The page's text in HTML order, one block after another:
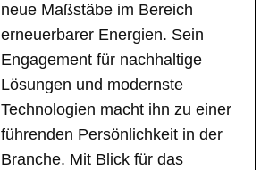
neue Maßstäbe im Bereich
erneuerbarer Energien. Sein
Engagement für nachhaltige
Lösungen und modernste
Technologien macht ihn zu einer
führenden Persönlichkeit in der
Branche. Mit Blick für das